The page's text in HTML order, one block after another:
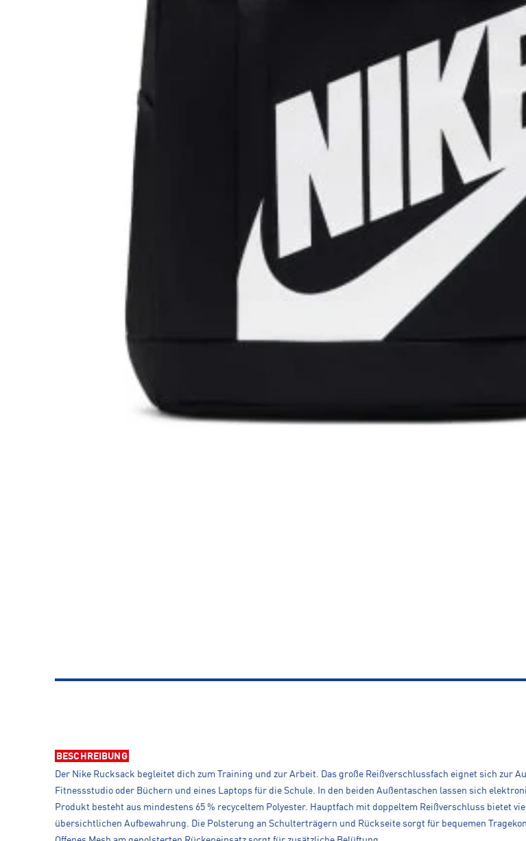
BESCHREIBUNG
Der Nike Rucksack begleitet dich zum Training und zur Arbeit. Das große Reißverschlussfach eignet sich zur
Fitnessstudio oder Büchern und eines Laptops für die Schule. In den beiden Außentaschen lassen sich
Produkt besteht aus mindestens 65 % recyceltem Polyester. Hauptfach mit doppeltem Reißverschluss bietet
übersichtlichen Aufbewahrung. Die Polsterung an Schulterträgern und Rückseite sorgt für bequemen